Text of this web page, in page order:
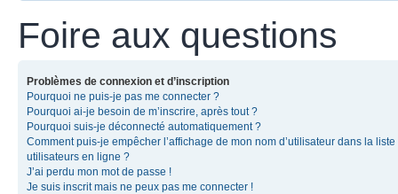
Foire aux questions
Problèmes de connexion et d’inscription
Pourquoi ne puis-je pas me connecter ?
Pourquoi ai-je besoin de m’inscrire, après tout ?
Pourquoi suis-je déconnecté automatiquement ?
Comment puis-je empêcher l’affichage de mon nom d’utilisateur dans la liste
utilisateurs en ligne ?
J’ai perdu mon mot de passe !
Je suis inscrit mais ne peux pas me connecter !